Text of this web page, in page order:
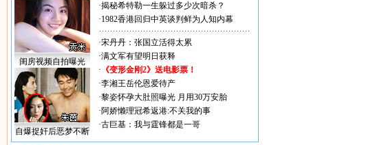
闺房视频自拍曝光
自爆捉奸后恶梦不断
·揭秘希特勒一生躲过多少次暗杀？
·1982香港回归中英谈判鲜为人知内幕
·宋丹丹：张国立活得太累
·满文军有望明日获释
· 《变形金刚2》送电影票！
·李湘王岳伦恩爱待产
·黎姿怀孕大肚照曝光 月用30万安胎
·阿娇懒理冠希返港:不关我的事
·古巨基：我与霆锋都是一哥